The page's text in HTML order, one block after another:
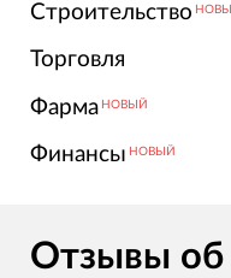
Строительство
Торговля
Фарма НОВЫЙ
Финансы НОВЫЙ
Отзывы об